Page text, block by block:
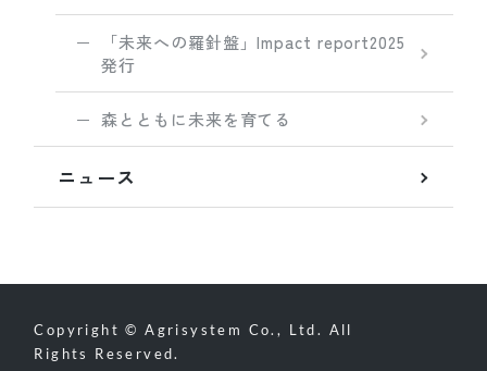
「未来への羅針盤」Impact report2025
発行
森とともに未来を育てる
ニュース
Copyright © Agrisystem Co., Ltd. All
Rights Reserved.